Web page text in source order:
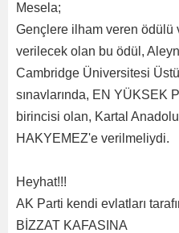
Mesela;
Gençlere ilham veren ödülü
verilecek olan bu ödül,
Cambridge Üniversitesi
sınavlarında, EN YÜKSEK
birincisi olan, Kartal
HAKYEMEZ'e verilmeliydi.
Heyhat!!!
AK Parti kendi evlatları
BİZZAT KAFASINA